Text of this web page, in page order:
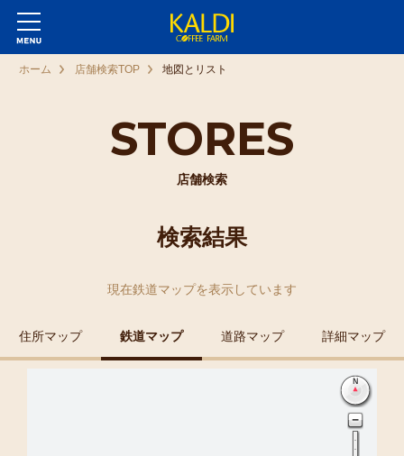
STORES
店舗検索
ホーム 店舗検索TOP 地図とリスト
検索結果
現在鉄道マップを表示しています
住所マップ 鉄道マップ 道路マップ 詳細マップ